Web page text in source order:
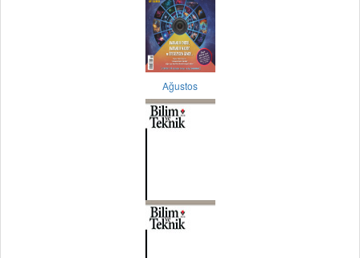
Ağustos